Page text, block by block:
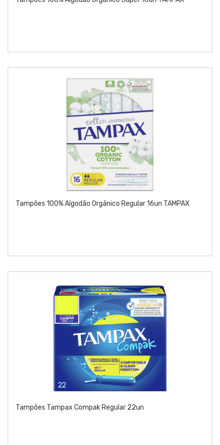
Tampões 100% Algodão Orgânico Regular 16un TAMPAX
Tampões Tampax Compak Regular 22un